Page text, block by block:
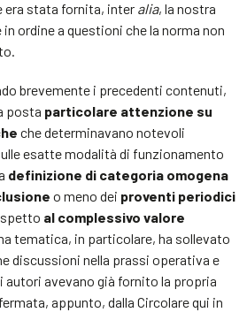
era stata fornita, inter alia, la nostra
ordine a questioni che la norma non
brevemente i precedenti contenuti,
posta particolare attenzione su
che determinavano notevoli
esatte modalità di funzionamento
definizione di categoria omogena
o meno dei proventi periodici
al complessivo valore
tematica, in particolare, ha sollevato
discussioni nella prassi operativa e
avevano già fornito la propria
appunto, dalla Circolare qui in